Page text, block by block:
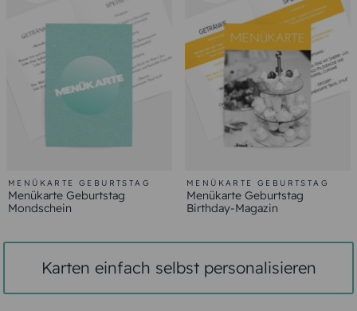
MENÜKARTE GEBURTSTAG
Menükarte Geburtstag
Mondschein
MENÜKARTE GEBURTSTAG
Menükarte Geburtstag
Birthday-Magazin
Karten einfach selbst personalisieren